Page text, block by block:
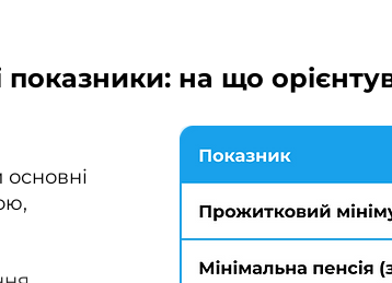
показники: на що
основні